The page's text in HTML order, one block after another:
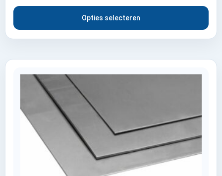
Opties selecteren